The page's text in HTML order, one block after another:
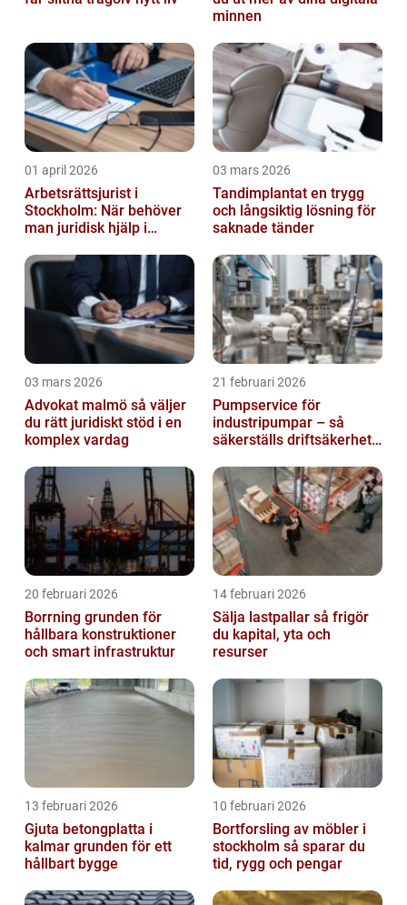
minnen
01 april 2026
Arbetsrättsjurist i
Stockholm: När behöver
man juridisk hjälp i
03 mars 2026
Tandimplantat en trygg
och långsiktig lösning för
saknade tänder
03 mars 2026
Advokat malmö så väljer
du rätt juridiskt stöd i en
komplex vardag
21 februari 2026
Pumpservice för
industripumpar – så
säkerställs driftsäkerhet
20 februari 2026
Borrning grunden för
hållbara konstruktioner
och smart infrastruktur
14 februari 2026
Sälja lastpallar så frigör
du kapital, yta och
resurser
13 februari 2026
Gjuta betongplatta i
kalmar grunden för ett
hållbart bygge
10 februari 2026
Bortforsling av möbler i
stockholm så sparar du
tid, rygg och pengar